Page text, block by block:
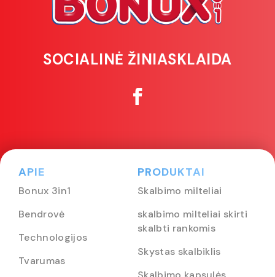
SOCIALINĖ ŽINIASKLAIDA
APIE
Bonux 3in1
Bendrovė
Technologijos
Tvarumas
PRODUKTAI
Skalbimo milteliai
skalbimo milteliai skirti
skalbti rankomis
Skystas skalbiklis